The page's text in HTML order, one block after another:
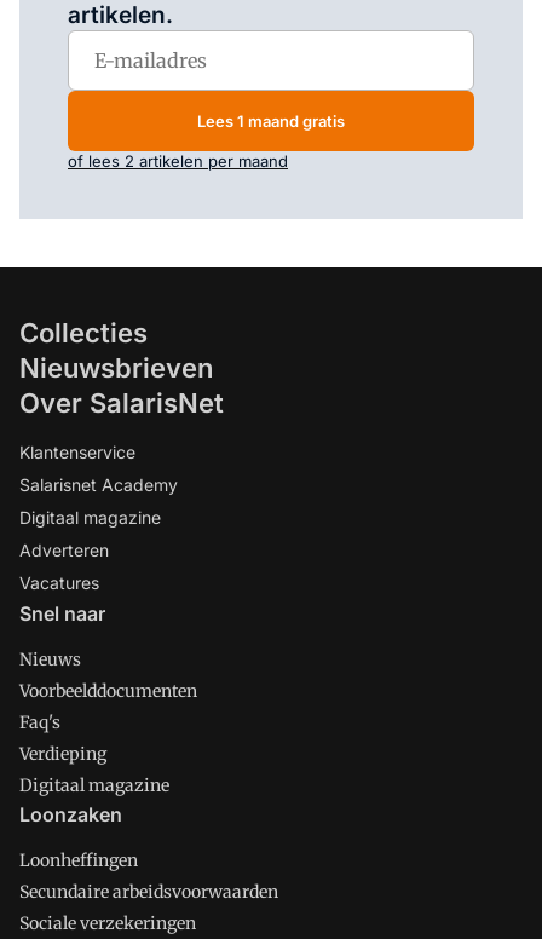
artikelen.
Lees 1 maand gratis
of lees 2 artikelen per maand
Collecties
Nieuwsbrieven
Over SalarisNet
Klantenservice
Salarisnet Academy
Digitaal magazine
Adverteren
Vacatures
Snel naar
Nieuws
Voorbeelddocumenten
Faq's
Verdieping
Digitaal magazine
Loonzaken
Loonheffingen
Secundaire arbeidsvoorwaarden
Sociale verzekeringen